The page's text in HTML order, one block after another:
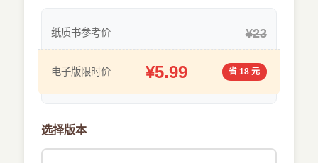
纸质书参考价 ¥23
电子版限时价 ¥5.99 省 18 元
选择版本